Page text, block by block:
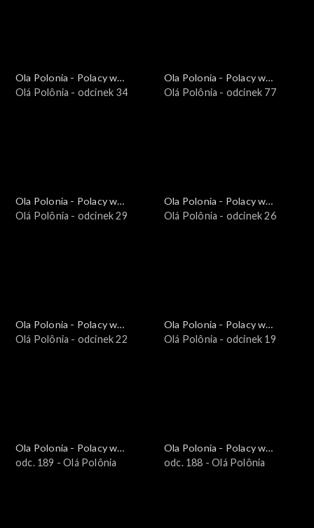
Ola Polonia - Polacy w
Brazylii i Ameryce
Olá Polônia - odcinek 34
Ola Polonia - Polacy w
Brazylii i Ameryce
Olá Polônia - odcinek 77
Ola Polonia - Polacy w
Brazylii i Ameryce
Olá Polônia - odcinek 29
Ola Polonia - Polacy w
Brazylii i Ameryce
Olá Polônia - odcinek 26
Ola Polonia - Polacy w
Brazylii i Ameryce
Olá Polônia - odcinek 22
Ola Polonia - Polacy w
Brazylii i Ameryce
Olá Polônia - odcinek 19
Ola Polonia - Polacy w
Brazylii i Ameryce
odc. 189 - Olá Polônia
Ola Polonia - Polacy w
Brazylii i Ameryce
odc. 188 - Olá Polônia